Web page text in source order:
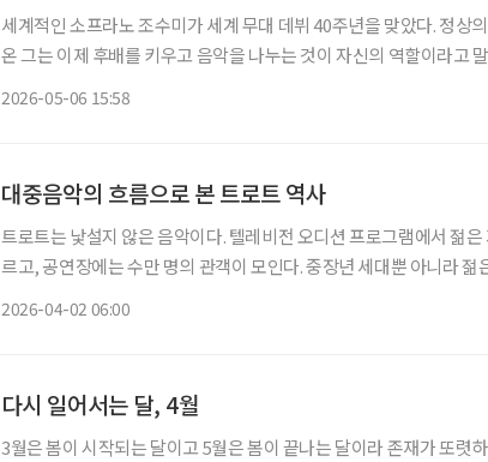
세계적인 소프라노 조수미가 세계 무대 데뷔 40주년을 맞았다. 정상
온 그는 이제 후배를 키우고 음악을 나누는 것이 자신의 역할이라고 말했다. ‘조수미
2026-05-06 15:58
대중음악의 흐름으로 본 트로트 역사
트로트는 낯설지 않은 음악이다. 텔레비전 오디션 프로그램에서 젊
르고, 공연장에는 수만 명의 관객이 모인다. 중장년 세대뿐 아니라 젊
2026-04-02 06:00
다시 일어서는 달, 4월
3월은 봄이 시작되는 달이고 5월은 봄이 끝나는 달이라 존재가 또렷